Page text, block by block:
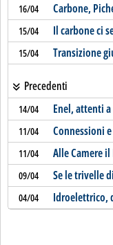
16/04 Carbone,
15/04 Il carbone ci
15/04 Transizione
Precedenti
14/04 Enel, attenti
11/04 Connessioni
11/04 Alle Camere
09/04 Se le trivelle
04/04 Idroelettrico,